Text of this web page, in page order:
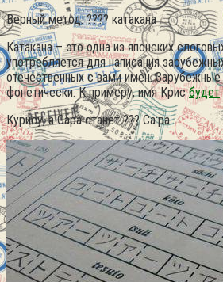
Верный метод: ???? катакана
Катакана – это одна из японских
употребляется для написания
отечественных с вами имен.
фонетически. К примеру, имя Крисбудет
Курису, а Сара станет ??? Са:ра.